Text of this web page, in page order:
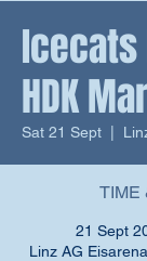
Icecats
HDK
Sat 21 Sept
TIME
21 Sept
Linz AG